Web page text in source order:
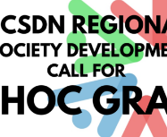
koji utiču na njihov rad.
pronaći na ovom